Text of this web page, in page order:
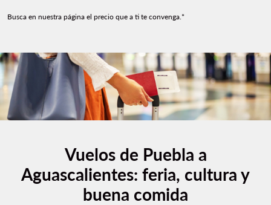
Busca en nuestra página el precio que a ti te convenga.*
Vuelos de Puebla a
Aguascalientes: feria, cultura y
buena comida